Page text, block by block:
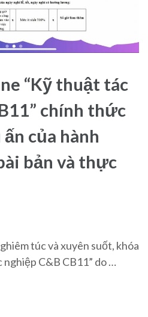
“Kỹ thuật tác
chính thức
của hành
bản và thực
túc và xuyên suốt, khóa
C&B CB11” do …